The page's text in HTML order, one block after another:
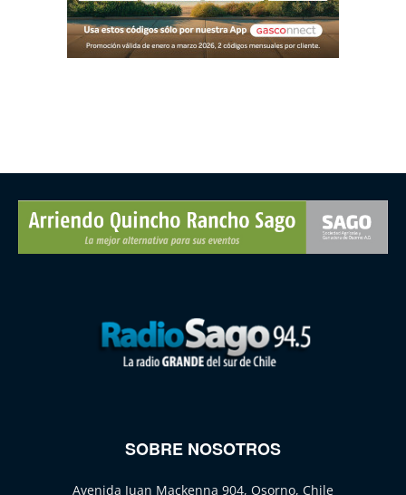
SOBRE NOSOTROS
Avenida Juan Mackenna 904, Osorno, Chile